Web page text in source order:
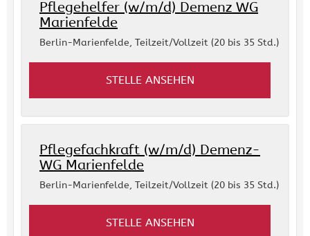
Pflegehelfer (w/m/d) Demenz WG
Marienfelde
Berlin-Marienfelde, Teilzeit/Vollzeit (20 bis 35 Std.)
STELLE ANSEHEN
Pflegefachkraft (w/m/d) Demenz-
WG Marienfelde
Berlin-Marienfelde, Teilzeit/Vollzeit (20 bis 35 Std.)
STELLE ANSEHEN